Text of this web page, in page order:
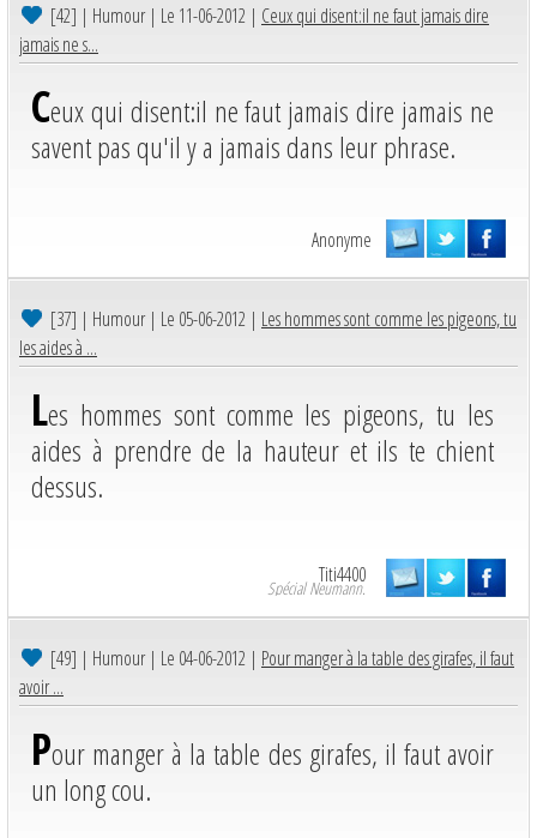
[42] | Humour | Le 11-06-2012 | Ceux qui disent:il ne faut jamais dire
jamais ne s...
Ceux qui disent:il ne faut jamais dire jamais ne
savent pas qu'il y a jamais dans leur phrase.
Anonyme
[37] | Humour | Le 05-06-2012 | Les hommes sont comme les pigeons, tu
les aides à ...
Les hommes sont comme les pigeons, tu les
aides à prendre de la hauteur et ils te chient
dessus.
Titi4400
Spécial Neumann.
[49] | Humour | Le 04-06-2012 | Pour manger à la table des girafes, il faut
avoir ...
Pour manger à la table des girafes, il faut avoir
un long cou.